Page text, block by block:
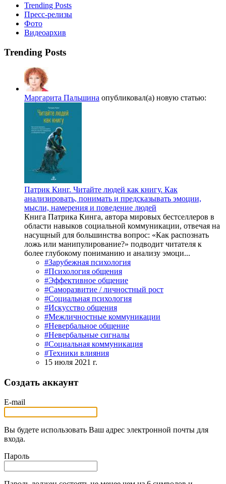
Trending Posts
Пресс-релизы
Фото
Видеоархив
Trending Posts
Маргарита Пальшина опубликовал(а) новую статью:
Патрик Кинг. Читайте людей как книгу. Как
анализировать, понимать и предсказывать эмоции,
мысли, намерения и поведение людей
Книга Патрика Кинга, автора мировых бестселлеров в
области навыков социальной коммуникации, отвечая на
насущный для большинства вопрос: «Как распознать
ложь или манипулирование?» подводит читателя к
более глубокому пониманию и анализу эмоци...
#Зарубежная психология
#Психология общения
#Эффективное общение
#Саморазвитие / личностный рост
#Социальная психология
#Искусство общения
#Межличностные коммуникации
#Невербальное общение
#Невербальные сигналы
#Социальная коммуникация
#Техники влияния
15 июля 2021 г.
Создать аккаунт
E-mail
Вы будете использовать Ваш адрес электронной почты для
входа.
Пароль